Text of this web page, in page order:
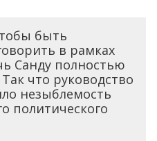
быть
в рамках
Санду полностью
что руководство
незыблемость
политического